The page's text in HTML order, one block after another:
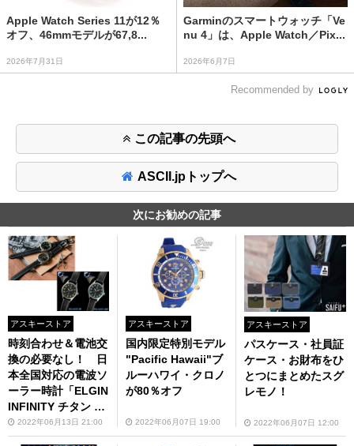
Apple Watch Series 11が12％
オフ、46mmモデルが67,8...
2026年7月31日
Garminのスマートウォッチ「Ve
nu 4」は、Apple Watch／Pix...
2026年6月7日
Recommended by
この記事の先頭へ
ASCII.jpトップへ
次にお勧めの記事
アスキーストア
時刻合わせ＆電池交
換の必要なし！ 日
本全国対応の電波ソ
ーラー時計「ELGIN
INFINITY チタン 電
波ソーラー FK1431
TI」が72％オフ
2022年06月13日 21:00
アスキーストア
国内限定特別モデル
"Pacific Hawaii"ブ
ルーハワイ・クロノ
が80％オフ
2022年06月07日 19:00
アスキーストア
パスケース・社員証
ケース・お財布をひ
とつにまとめたスグ
レモノ！
2022年06月07日 12:00